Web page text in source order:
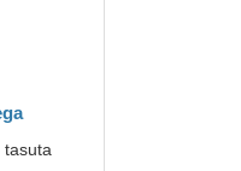
tasuta